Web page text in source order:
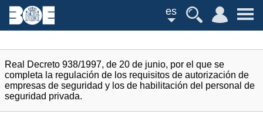
es
Real Decreto 938/1997, de 20 de junio, por el que se
completa la regulación de los requisitos de autorización de
empresas de seguridad y los de habilitación del personal de
seguridad privada.